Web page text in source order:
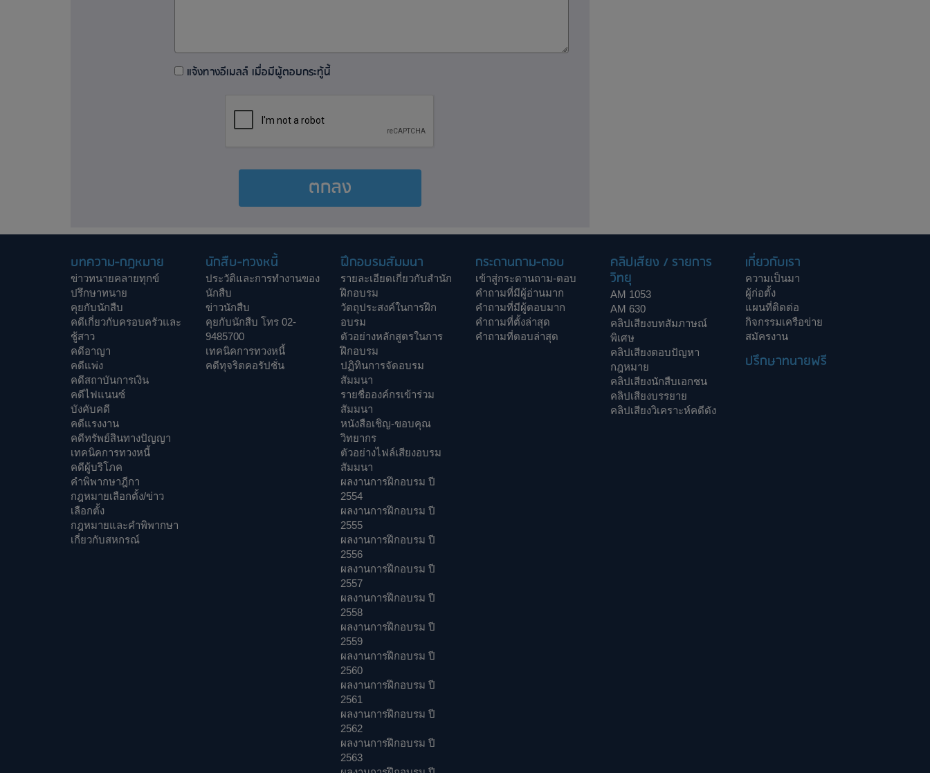
แจ้งทางอีเมลล์ เมื่อมีผู้ตอบกระทู้นี้
ตกลง
บทความ-กฎหมาย
ข่าวทนายคลายทุกข์
ปรึกษาทนาย
คุยกับนักสืบ
คดีเกี่ยวกับครอบครัวและ
ชู้สาว
คดีอาญา
คดีแพ่ง
คดีสถาบันการเงิน
คดีไฟแนนซ์
บังคับคดี
คดีแรงงาน
คดีทรัพย์สินทางปัญญา
เทคนิคการทวงหนี้
คดีผู้บริโภค
คำพิพากษาฎีกา
กฎหมายเลือกตั้ง/ข่าว
เลือกตั้ง
กฎหมายและคำพิพากษา
เกี่ยวกับสหกรณ์
นักสืบ-ทวงหนี้
ประวัติและการทำงานของ
นักสืบ
ข่าวนักสืบ
คุยกับนักสืบ โทร 02-
9485700
เทคนิคการทวงหนี้
คดีทุจริตคอรัปชั่น
ฝึกอบรมสัมมนา
รายละเอียดเกี่ยวกับสำนัก
ฝึกอบรม
วัตถุประสงค์ในการฝึก
อบรม
ตัวอย่างหลักสูตรในการ
ฝึกอบรม
ปฏิทินการจัดอบรม
สัมมนา
รายชื่อองค์กรเข้าร่วม
สัมมนา
หนังสือเชิญ-ขอบคุณ
วิทยากร
ตัวอย่างไฟล์เสียงอบรม
สัมมนา
ผลงานการฝึกอบรม ปี
2554
ผลงานการฝึกอบรม ปี
2555
ผลงานการฝึกอบรม ปี
2556
ผลงานการฝึกอบรม ปี
2557
ผลงานการฝึกอบรม ปี
2558
ผลงานการฝึกอบรม ปี
2559
ผลงานการฝึกอบรม ปี
2560
ผลงานการฝึกอบรม ปี
2561
ผลงานการฝึกอบรม ปี
2562
ผลงานการฝึกอบรม ปี
2563
กระดานถาม-ตอบ
เข้าสู่กระดานถาม-ตอบ
คำถามที่มีผู้อ่านมาก
คำถามที่มีผู้ตอบมาก
คำถามที่ตั้งล่าสุด
คำถามที่ตอบล่าสุด
คลิปเสียง / รายการ
วิทยุ
AM 1053
AM 630
คลิปเสียงบทสัมภาษณ์
พิเศษ
คลิปเสียงตอบปัญหา
กฎหมาย
คลิปเสียงนักสืบเอกชน
คลิปเสียงบรรยาย
คลิปเสียงวิเคราะห์คดีดัง
เกี่ยวกับเรา
ความเป็นมา
ผู้ก่อตั้ง
แผนที่ติดต่อ
กิจกรรมเครือข่าย
สมัครงาน
ปรึกษาทนายฟรี